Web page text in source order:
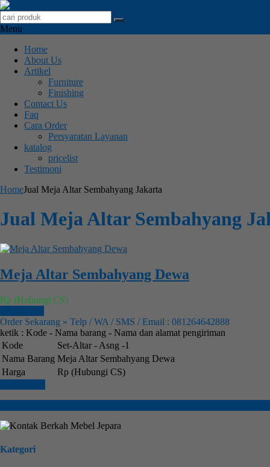
Menu
Home
About Us
Artikel
Furniture
Finishing
Contact Us
Faq
Cara Order
Persyaratan Layanan
katalog
pricelist
Testimoni
HomeJual Meja Altar Sembahyang Jakarta
Jual Meja Altar Sembahyang
Meja Altar Sembahyang Dewa
Rp (Hubungi CS)
Order Sekarang » Telp / WA / SMS / Email : 081264642888
ketik : Kode - Nama barang - Nama dan alamat pengiriman
Kode
Set-Altar - Asng -1
Nama Barang Meja Altar Sembahyang Dewa
Harga
Rp (Hubungi CS)
Kategori